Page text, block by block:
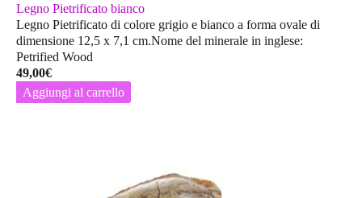
Legno Pietrificato bianco
Legno Pietrificato di colore grigio e bianco a forma ovale di
dimensione 12,5 x 7,1 cm.Nome del minerale in inglese:
Petrified Wood
49,00€
Aggiungi al carrello